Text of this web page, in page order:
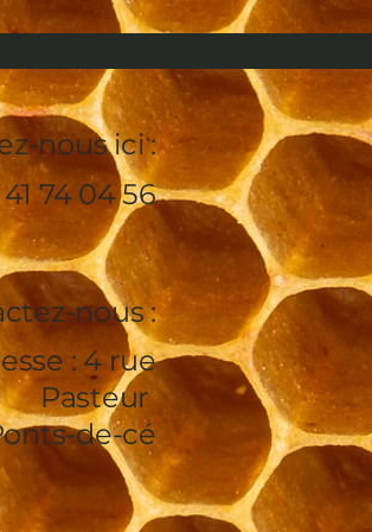
nous ici :
74 04 56
nous :
: 4 rue
Pasteur
de-cé